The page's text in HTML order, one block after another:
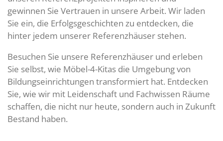
gewinnen Sie Vertrauen in unsere Arbeit. Wir laden
Sie ein, die Erfolgsgeschichten zu entdecken, die
hinter jedem unserer Referenzhäuser stehen.
Besuchen Sie unsere Referenzhäuser und erleben
Sie selbst, wie Möbel-4-Kitas die Umgebung von
Bildungseinrichtungen transformiert hat. Entdecken
Sie, wie wir mit Leidenschaft und Fachwissen Räume
schaffen, die nicht nur heute, sondern auch in Zukunft
Bestand haben.